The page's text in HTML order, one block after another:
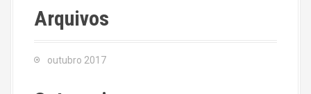
Arquivos
outubro 2017